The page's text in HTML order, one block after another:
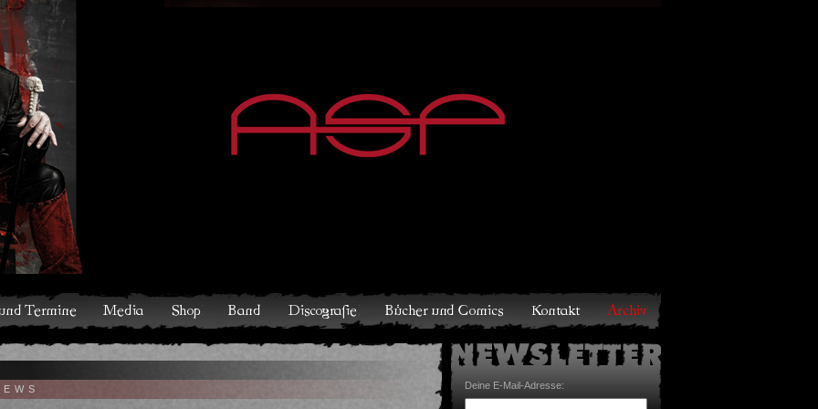
Band Discografie Bücher und Comics Kontakt Archiv
Deine E-Mail-Adresse: